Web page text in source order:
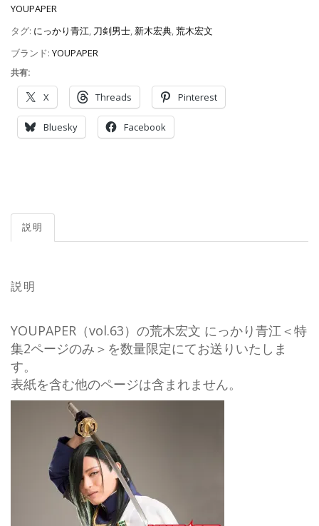
YOUPAPER
タグ: にっかり青江, 刀剣男士, 新木宏典,荒木宏文
ブランド: YOUPAPER
共有:
X Threads Pinterest
Bluesky Facebook
説明
説明
YOUPAPER（vol.63）の荒木宏文 にっかり青江＜特
集2ページのみ＞を数量限定にてお送りいたしま
す。
表紙を含む他のページは含まれません。